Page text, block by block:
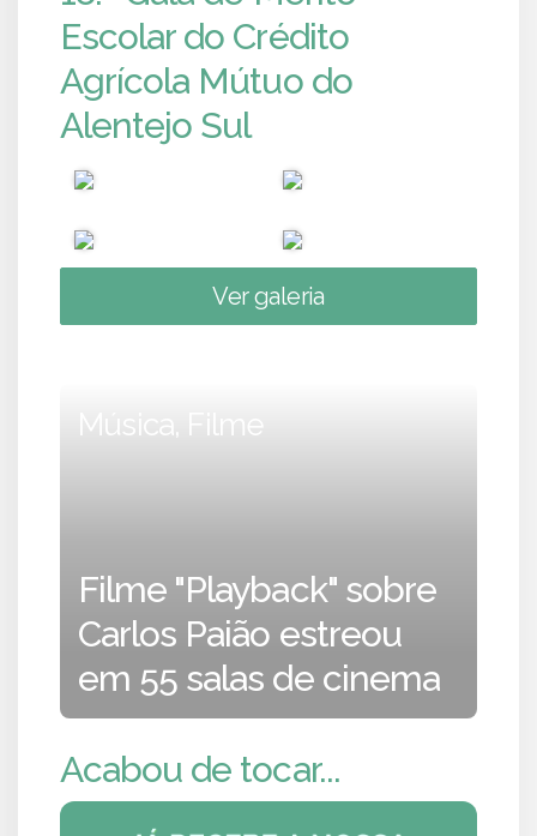
Escolar do Crédito
Agrícola Mútuo do
Alentejo Sul
Ver galeria
Música, Filme
Filme "Playback" sobre
Carlos Paião estreou
em 55 salas de cinema
Acabou de tocar...